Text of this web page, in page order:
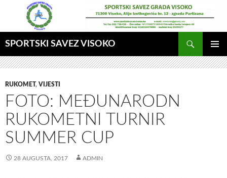
SPORTSKI SAVEZ VISOKO
GLAVNI
MENI
RUKOMET, VIJESTI
FOTO: MEĐUNARODN
RUKOMETNI TURNIR
SUMMER CUP
28 AUGUSTA, 2017 ADMIN